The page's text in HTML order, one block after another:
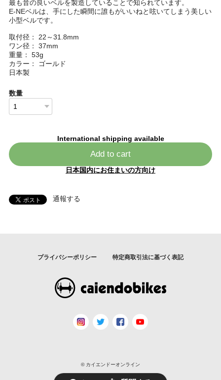
最も音の良いベルを製造していることで知られています。
E-NEベルは、手にした瞬間に誰もがいいねと呟いてしまう美しい
小型ベルです。
取付径： 22～31.8mm
ワン径： 37mm
重量： 53g
カラー： ゴールド
日本製
数量
International shipping available
Add to cart
日本国内にお住まいの方向け
通報する
プライバシーポリシー 特定商取引法に基づく表記
© カイエンドーオンライン